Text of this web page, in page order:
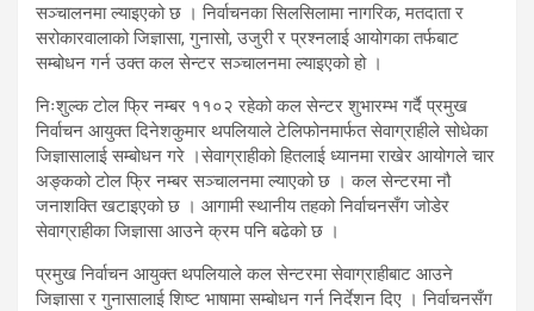
सञ्चालनमा ल्याइएको छ । निर्वाचनका सिलसिलामा नागरिक, मतदाता र
सरोकारवालाको जिज्ञासा, गुनासो, उजुरी र प्रश्नलाई आयोगका तर्फबाट
सम्बोधन गर्न उक्त कल सेन्टर सञ्चालनमा ल्याइएको हो ।
निःशुल्क टोल फ्रि नम्बर ११०२ रहेको कल सेन्टर शुभारम्भ गर्दै प्रमुख
निर्वाचन आयुक्त दिनेशकुमार थपलियाले टेलिफोनमार्फत सेवाग्राहीले सोधेका
जिज्ञासालाई सम्बोधन गरे ।सेवाग्राहीको हितलाई ध्यानमा राखेर आयोगले चार
अङ्कको टोल फ्रि नम्बर सञ्चालनमा ल्याएको छ । कल सेन्टरमा नौ
जनाशक्ति खटाइएको छ । आगामी स्थानीय तहको निर्वाचनसँग जोडेर
सेवाग्राहीका जिज्ञासा आउने क्रम पनि बढेको छ ।
प्रमुख निर्वाचन आयुक्त थपलियाले कल सेन्टरमा सेवाग्राहीबाट आउने
जिज्ञासा र गुनासालाई शिष्ट भाषामा सम्बोधन गर्न निर्देशन दिए । निर्वाचनसँग